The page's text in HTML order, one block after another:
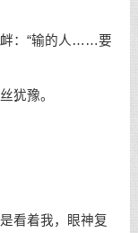
衅：“输的人……要
犹豫。
看着我，眼神复